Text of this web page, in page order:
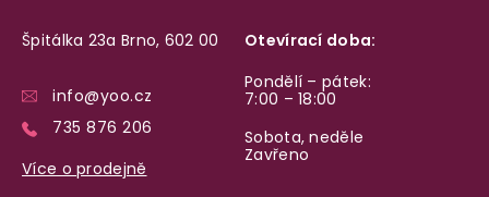
Špitálka 23a Brno, 602 00
info@yoo.cz
735 876 206
Více o prodejně
Otevírací doba:
Pondělí – pátek:
7:00 – 18:00
Sobota, neděle
Zavřeno